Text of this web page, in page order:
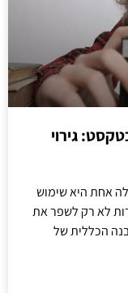
גירוי
אחת היא שימוש
לא רק לשפר את
הכללית של